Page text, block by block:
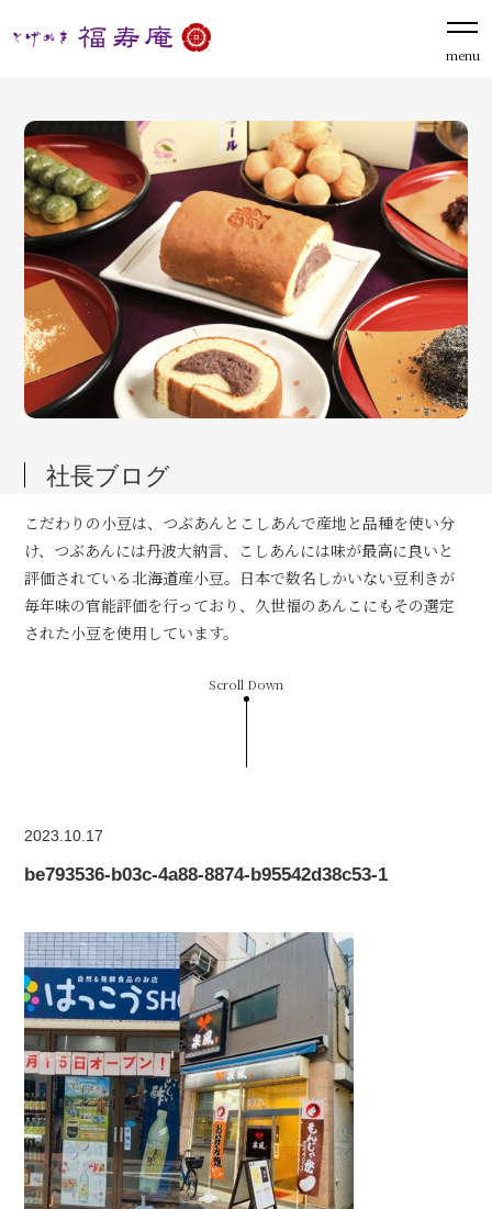
menu
社長ブログ
こだわりの小豆は、つぶあんとこしあんで産地と品種を使い分
け、つぶあんには丹波大納言、こしあんには味が最高に良いと
評価されている北海道産小豆。日本で数名しかいない豆利きが
毎年味の官能評価を行っており、久世福のあんこにもその選定
された小豆を使用しています。
Scroll Down
2023.10.17
be793536-b03c-4a88-8874-b95542d38c53-1